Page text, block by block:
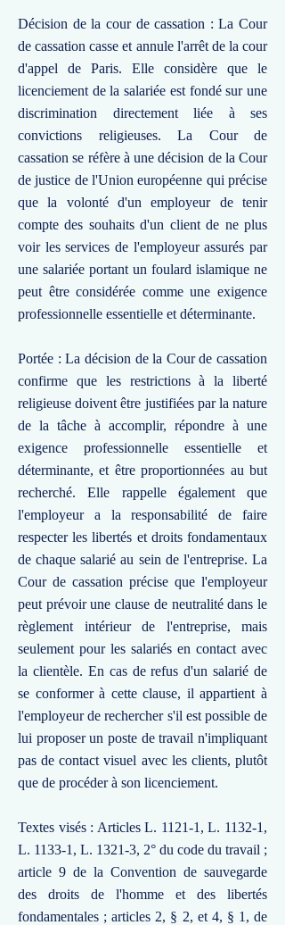
Décision de la cour de cassation : La Cour
de cassation casse et annule l'arrêt de la cour
d'appel de Paris. Elle considère que le
licenciement de la salariée est fondé sur une
discrimination directement liée à ses
convictions religieuses. La Cour de
cassation se réfère à une décision de la Cour
de justice de l'Union européenne qui précise
que la volonté d'un employeur de tenir
compte des souhaits d'un client de ne plus
voir les services de l'employeur assurés par
une salariée portant un foulard islamique ne
peut être considérée comme une exigence
professionnelle essentielle et déterminante.
Portée : La décision de la Cour de cassation
confirme que les restrictions à la liberté
religieuse doivent être justifiées par la nature
de la tâche à accomplir, répondre à une
exigence professionnelle essentielle et
déterminante, et être proportionnées au but
recherché. Elle rappelle également que
l'employeur a la responsabilité de faire
respecter les libertés et droits fondamentaux
de chaque salarié au sein de l'entreprise. La
Cour de cassation précise que l'employeur
peut prévoir une clause de neutralité dans le
règlement intérieur de l'entreprise, mais
seulement pour les salariés en contact avec
la clientèle. En cas de refus d'un salarié de
se conformer à cette clause, il appartient à
l'employeur de rechercher s'il est possible de
lui proposer un poste de travail n'impliquant
pas de contact visuel avec les clients, plutôt
que de procéder à son licenciement.
Textes visés : Articles L. 1121-1, L. 1132-1,
L. 1133-1, L. 1321-3, 2° du code du travail ;
article 9 de la Convention de sauvegarde
des droits de l'homme et des libertés
fondamentales ; articles 2, § 2, et 4, § 1, de